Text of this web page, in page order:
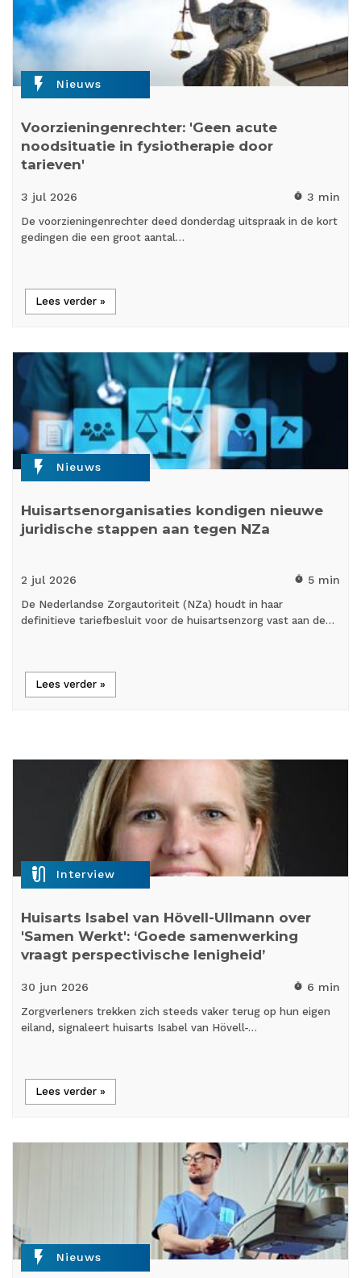
flash_on Nieuws
Voorzieningenrechter: 'Geen acute
noodsituatie in fysiotherapie door
tarieven'
3 jul 2026 timer 3 min
De voorzieningenrechter deed donderdag uitspraak in de kort
gedingen die een groot aantal…
Lees verder »
flash_on Nieuws
Huisartsenorganisaties kondigen nieuwe
juridische stappen aan tegen NZa
2 jul 2026 timer 5 min
De Nederlandse Zorgautoriteit (NZa) houdt in haar
definitieve tariefbesluit voor de huisartsenzorg vast aan de…
Lees verder »
mic_external_on Interview
Huisarts Isabel van Hövell-Ullmann over
'Samen Werkt': ‘Goede samenwerking
vraagt perspectivische lenigheid’
30 jun 2026 timer 6 min
Zorgverleners trekken zich steeds vaker terug op hun eigen
eiland, signaleert huisarts Isabel van Hövell-…
Lees verder »
flash_on Nieuws